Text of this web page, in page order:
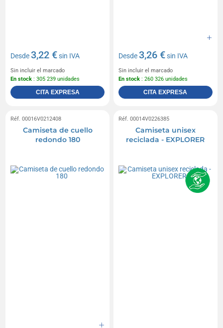
Desde3,22 €sin IVA
Sin incluir el marcado
En stock : 305 239 unidades
CITA EXPRESA
Desde3,26 €sin IVA
Sin incluir el marcado
En stock : 260 326 unidades
CITA EXPRESA
Réf. 00016V0212408
Camiseta de cuello
redondo 180
Réf. 00014V0226385
Camiseta unisex
reciclada - EXPLORER